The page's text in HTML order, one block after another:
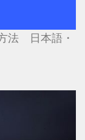
法 日本語・